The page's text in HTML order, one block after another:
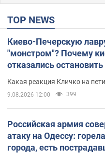
TOP NEWS
Киево-Печерскую
"монстром"? Почему
отказались
Какая реакция Кличко на
9.08.2026 12:00 399
Российская армия
атаку на Одессу:
города, есть